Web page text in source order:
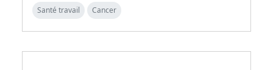
Santé travail
Cancer